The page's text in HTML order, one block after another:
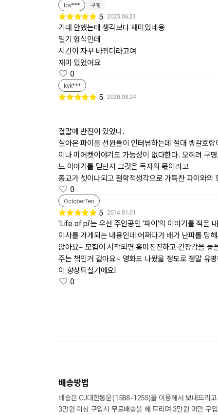
lov*** 구매
5 2025.06.21
기대 안했는데 생각보다 재미있네용
일기 형식인데
시간이 자꾸 바뀌더라고여
재미 있었어요
0
kyk***
5 2020.08.24
결말에 반전이 있었다.
살아온 파이를 선원들이 인터뷰하는데 절대 벵갈호
이나 미어켓이야기도 가능성이 없다한다. 오히려 구
느 이야기를 믿던지 그것은 독자의 몫이라고
종교가 셋이나되고 철학적생각으로 가득찬 파이와의
0
OctoberTen
5 2014.01.01
'Life of pi'는 우선 주인공인 '파이'의 이야기를 적은
이사를 가게되는 내용인데 어쩌다가 배가 난파를 당
않아요~ 모험이 시작되면 흥미진진하고 긴장감을
주는 책인거 같아요~ 영화도 나왔을 정도로 정말 유
이 향상되실거에요!
0
배송방법
배송은 CJ대한통운(1588-1255)을 이용해서 보내드리
3만원 이상 구입시 무료배송을 해 드리며 3만원 미만 구